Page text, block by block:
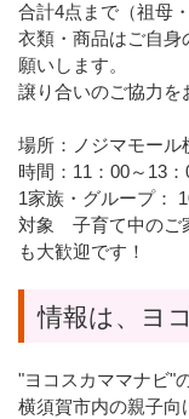
合計4点まで（祖母
衣類・商品はご自身
願いします。
譲り合いのご協力を
場所：ノジマモー
時間：11：00～13：
1家族・グループ：
対象 子育て中のご
も大歓迎です！
情報は、ヨ
"ヨコスカママナビ"
横須賀市内の親子向